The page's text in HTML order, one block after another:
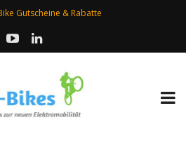
Gutscheine & Rabatte